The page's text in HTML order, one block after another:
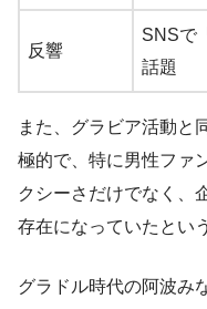
反響
SNSで
話題
また、グラビア活動と
極的で、特に男性ファ
クシーさだけでなく、
存在になっていたとい
グラドル時代の阿波み